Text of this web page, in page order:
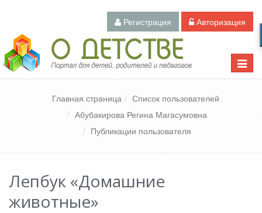
Регистрация Авторизация
Toggle
Педагогический портал «О детстве»
Главная страница
Список пользователей
Абубакирова Регина Магасумовна
Публикации пользователя
Лепбук «Домашние
животные»